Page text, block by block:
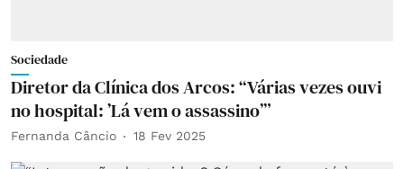
Sociedade
Diretor da Clínica dos Arcos: “Várias vezes ouvi
no hospital: ’Lá vem o assassino’”
Fernanda Câncio 18 Fev 2025